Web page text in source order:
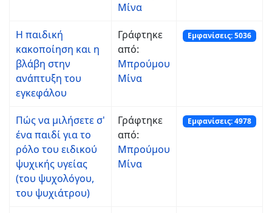
Μίνα
Η παιδική
κακοποίηση και η
βλάβη στην
ανάπτυξη του
εγκεφάλου
Γράφτηκε
από:
Μπρούμου
Μίνα
Εμφανίσεις: 5036
Πώς να μιλήσετε σ'
ένα παιδί για το
ρόλο του ειδικού
ψυχικής υγείας
(του ψυχολόγου,
του ψυχιάτρου)
Γράφτηκε
από:
Μπρούμου
Μίνα
Εμφανίσεις: 4978